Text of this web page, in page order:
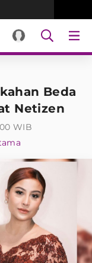
Beda
Netizen
WIB